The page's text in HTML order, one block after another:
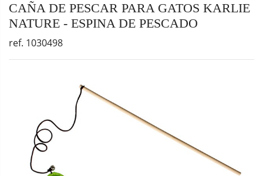
CAÑA DE PESCAR PARA GATOS KARLIE
NATURE - ESPINA DE PESCADO
ref. 1030498